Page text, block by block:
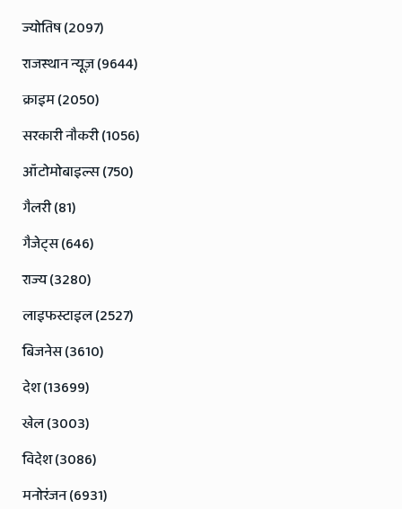
Rajasthan
News
ज्योतिष (2097)
राजस्थान न्यूज़ (9644)
क्राइम (2050)
सरकारी नौकरी (1056)
ऑटोमोबाइल्स (750)
गैलरी (81)
गैजेट्स (646)
राज्य (3280)
लाइफस्टाइल (2527)
बिजनेस (3610)
देश (13699)
खेल (3003)
विदेश (3086)
मनोरंजन (6931)